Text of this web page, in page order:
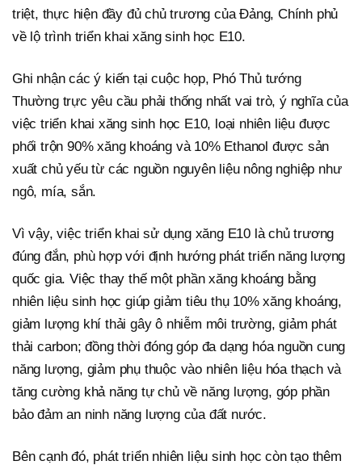
triệt, thực hiện đầy đủ chủ trương của Đảng, Chính phủ
về lộ trình triển khai xăng sinh học E10.
Ghi nhận các ý kiến tại cuộc họp, Phó Thủ tướng
Thường trực yêu cầu phải thống nhất vai trò, ý nghĩa của
việc triển khai xăng sinh học E10, loại nhiên liệu được
phối trộn 90% xăng khoáng và 10% Ethanol được sản
xuất chủ yếu từ các nguồn nguyên liệu nông nghiệp như
ngô, mía, sắn.
Vì vậy, việc triển khai sử dụng xăng E10 là chủ trương
đúng đắn, phù hợp với định hướng phát triển năng lượng
quốc gia. Việc thay thế một phần xăng khoáng bằng
nhiên liệu sinh học giúp giảm tiêu thụ 10% xăng khoáng,
giảm lượng khí thải gây ô nhiễm môi trường, giảm phát
thải carbon; đồng thời đóng góp đa dạng hóa nguồn cung
năng lượng, giảm phụ thuộc vào nhiên liệu hóa thạch và
tăng cường khả năng tự chủ về năng lượng, góp phần
bảo đảm an ninh năng lượng của đất nước.
Bên cạnh đó, phát triển nhiên liệu sinh học còn tạo thêm